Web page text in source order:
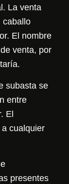
La venta
caballo
El nombre
venta, por
subasta se
entre
El
cualquier
presentes